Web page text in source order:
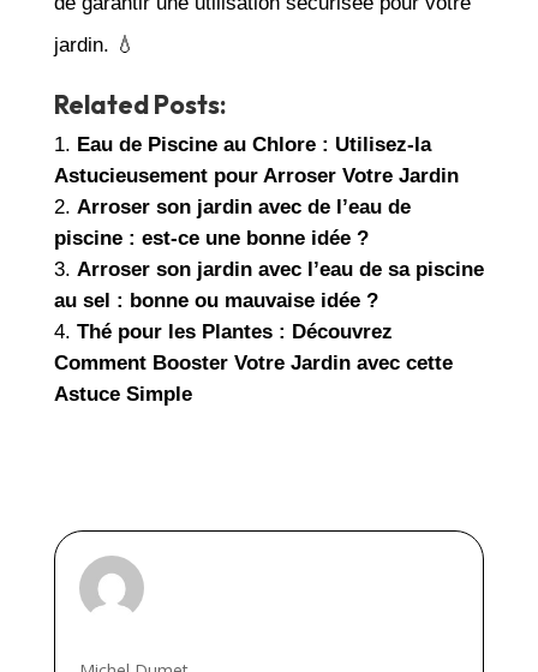
jardin. 💧
Related Posts:
Eau de Piscine au Chlore : Utilisez-la
Astucieusement pour Arroser Votre Jardin
Arroser son jardin avec de l’eau de
piscine : est-ce une bonne idée ?
Arroser son jardin avec l’eau de sa piscine
au sel : bonne ou mauvaise idée ?
Thé pour les Plantes : Découvrez
Comment Booster Votre Jardin avec cette
Astuce Simple